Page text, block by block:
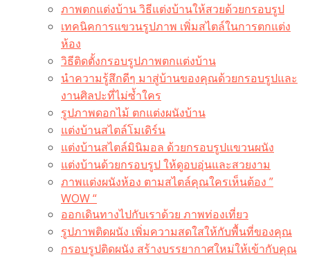
ภาพตกแต่งบ้าน วิธีแต่งบ้านให้สวยด้วยกรอบรูป
เทคนิคการแขวนรูปภาพ เพิ่มสไตล์ในการตกแต่ง
ห้อง
วิธีติดตั้งกรอบรูปภาพตกแต่งบ้าน
นำความรู้สึกดีๆ มาสู่บ้านของคุณด้วยกรอบรูปและ
งานศิลปะที่ไม่ซ้ำใคร
รูปภาพดอกไม้ ตกแต่งผนังบ้าน
แต่งบ้านสไตล์โมเดิร์น
แต่งบ้านสไตล์มินิมอล ด้วยกรอบรูปแขวนผนัง
แต่งบ้านด้วยกรอบรูป ให้ดูอบอุ่นและสวยงาม
ภาพแต่งผนังห้อง ตามสไตล์คุณใครเห็นต้อง ”
WOW “
ออกเดินทางไปกับเราด้วย ภาพท่องเที่ยว
รูปภาพติดผนัง เพิ่มความสดใสให้กับพื้นที่ของคุณ
กรอบรูปติดผนัง สร้างบรรยากาศใหม่ให้เข้ากับคุณ